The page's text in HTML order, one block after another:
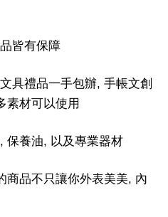
皆有保障
具禮品一手包辦, 手帳文創
素材可以使用
保養油, 以及專業器材
商品不只讓你外表美美, 內